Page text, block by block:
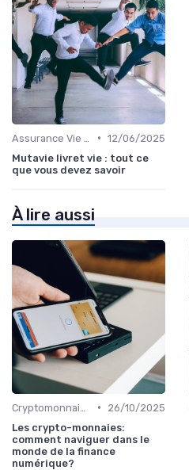
• 12/06/2025
Mutavie livret vie : tout ce
que vous devez savoir
À lire aussi
•
26/10/2025
Les crypto-monnaies:
comment naviguer dans le
monde de la finance
numérique?